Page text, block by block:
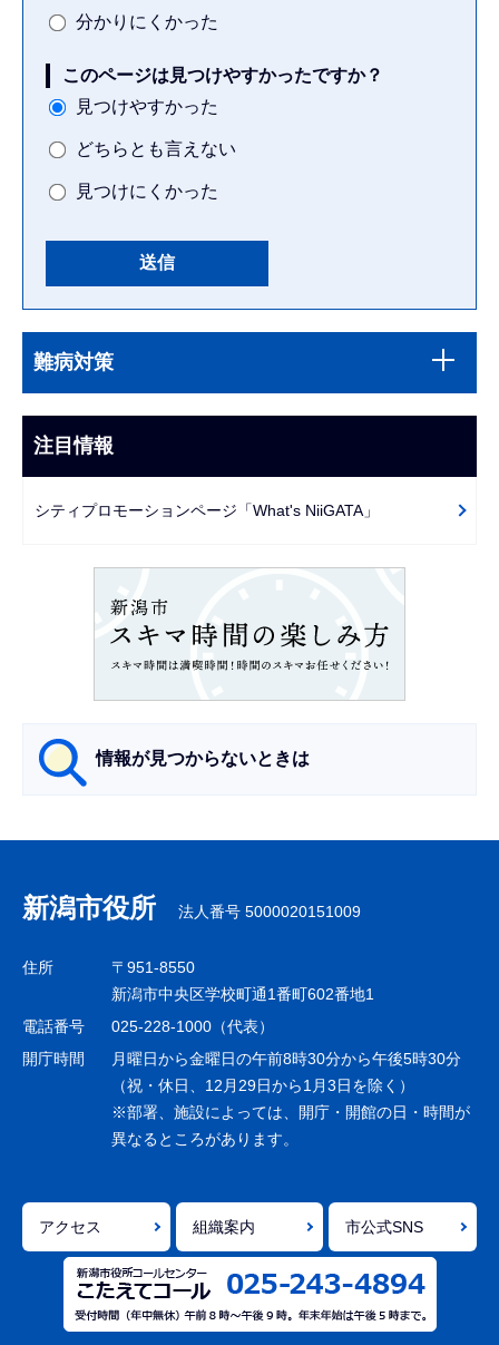
分かりにくかった
このページは見つけやすかったですか？
見つけやすかった
どちらとも言えない
見つけにくかった
文
こ
ま
で
サ
ブ
ビ
ー
難病対策
注目情報
シティプロモーションページ「What's NiiGATA」
情報が見つからないときは
ナ
ビ
ゲ
シ
ョ
で
新潟市役所 法人番号 5000020151009
住所
〒951-8550
新潟市中央区学校町通1番町602番地1
電話番号
025-228-1000（代表）
開庁時間
月曜日から金曜日の午前8時30分から午後5時30分
（祝・休日、12月29日から1月3日を除く）
※部署、施設によっては、開庁・開館の日・時間が
異なるところがあります。
アクセス 組織案内 市公式SNS